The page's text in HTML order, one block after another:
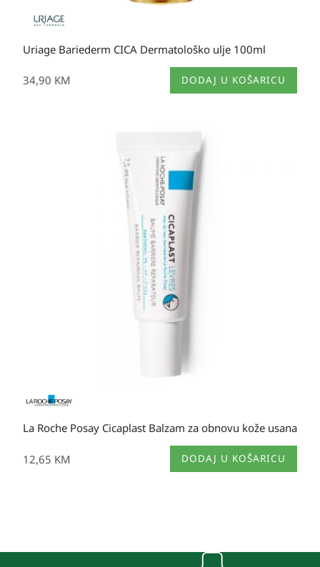
Uriage Bariederm CICA Dermatološko ulje 100ml
34,90 KM DODAJ U KOŠARICU
La Roche Posay Cicaplast Balzam za obnovu kože usana
12,65 KM DODAJ U KOŠARICU